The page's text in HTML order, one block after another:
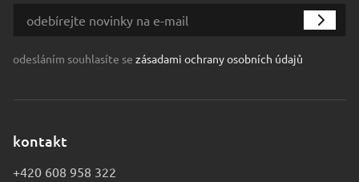
odesláním souhlasíte se zásadami ochrany osobních údajů
kontakt
+420 608 958 322